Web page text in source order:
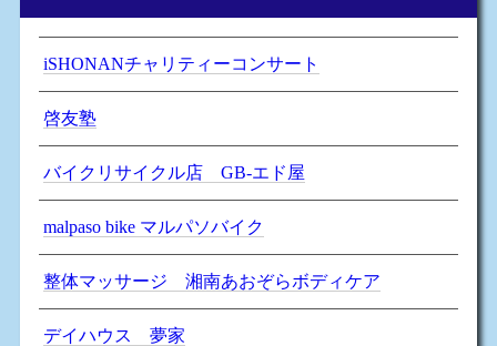
iSHONANチャリティーコンサート
啓友塾
バイクリサイクル店 GB-エド屋
malpaso bike マルパソバイク
整体マッサージ 湘南あおぞらボディケア
デイハウス 夢家